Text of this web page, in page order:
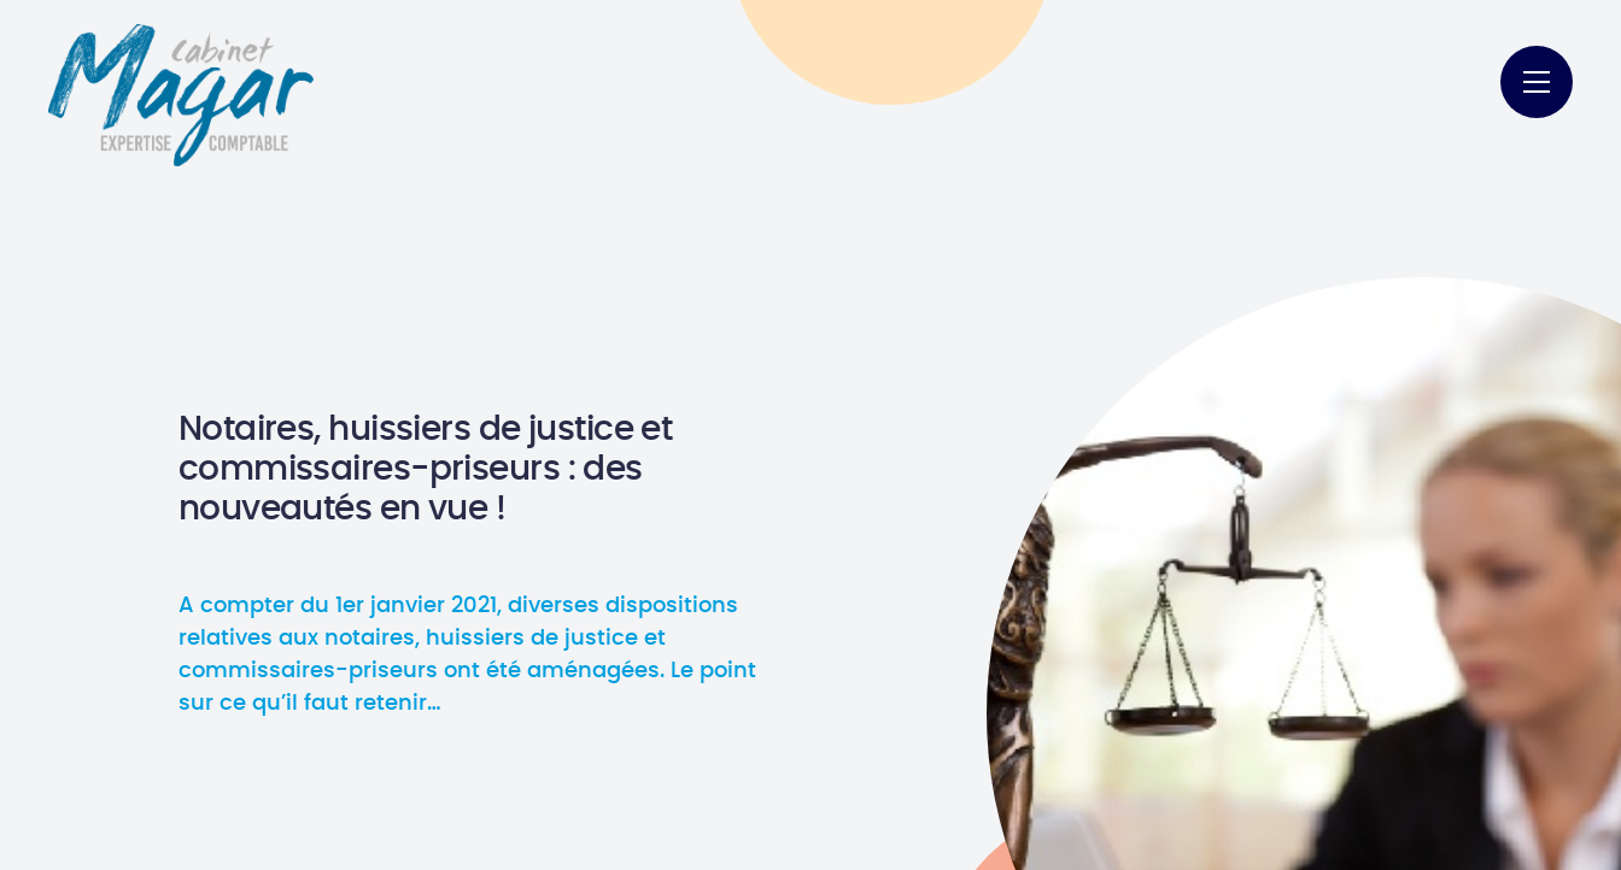
Notaires, huissiers de justice et
commissaires-priseurs : des
nouveautés en vue !
A compter du 1er janvier 2021, diverses dispositions
relatives aux notaires, huissiers de justice et
commissaires-priseurs ont été aménagées. Le point
sur ce qu’il faut retenir…